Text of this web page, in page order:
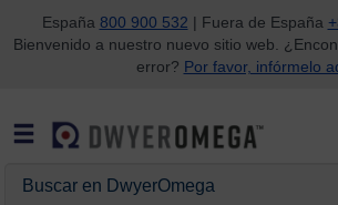
Saltar a la búsqueda
Saltar al contenido principal
Saltar a la navegación
España 800 900 532 | Fuera de España
Bienvenido a nuestro nuevo sitio web.
error? Por favor, infórmelo